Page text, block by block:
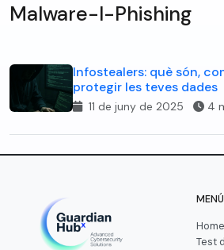
Malware-I-Phishing
Infostealers: què són,
protegir les teves dades
11 de juny de 2025 4
MENÚ
Home
Test